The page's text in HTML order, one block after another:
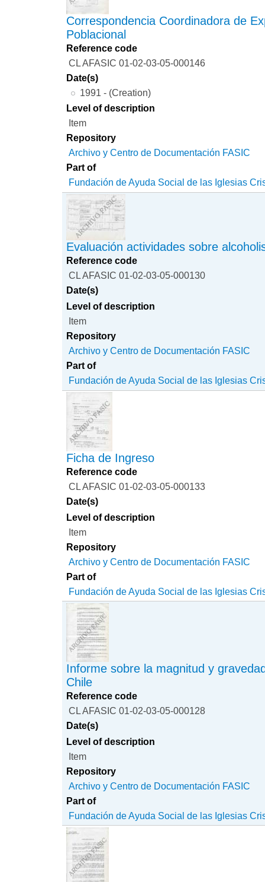
Correspondencia Coordinadora de
Poblacional
Reference code
CL AFASIC 01-02-03-05-000146
Date(s)
1991 - (Creation)
Level of description
Item
Repository
Archivo y Centro de Documentación FASIC
Part of
Fundación de Ayuda Social de las Iglesias
Evaluación actividades sobre
Reference code
CL AFASIC 01-02-03-05-000130
Date(s)
Level of description
Item
Repository
Archivo y Centro de Documentación FASIC
Part of
Fundación de Ayuda Social de las Iglesias
Ficha de Ingreso
Reference code
CL AFASIC 01-02-03-05-000133
Date(s)
Level of description
Item
Repository
Archivo y Centro de Documentación FASIC
Part of
Fundación de Ayuda Social de las Iglesias
Informe sobre la magnitud y
Chile
Reference code
CL AFASIC 01-02-03-05-000128
Date(s)
Level of description
Item
Repository
Archivo y Centro de Documentación FASIC
Part of
Fundación de Ayuda Social de las Iglesias